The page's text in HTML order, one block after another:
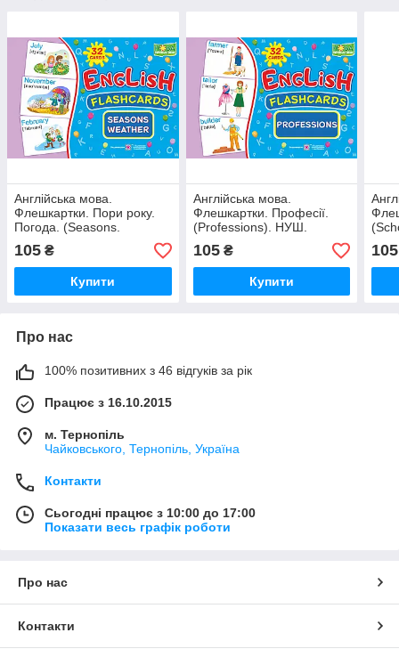
Англійська мова.
Флешкартки. Пори року.
Погода. (Seasons.
105 ₴
Купити
Англійська мова.
Флешкартки. Професії.
(Professions). НУШ.
105₴
Купити
105
Про нас
100% позитивних з 46 відгуків за рік
Працює з 16.10.2015
м. Тернопіль
Чайковського, Тернопіль, Україна
Контакти
Сьогодні працює з 10:00 до 17:00
Показати весь графік роботи
Про нас
Контакти